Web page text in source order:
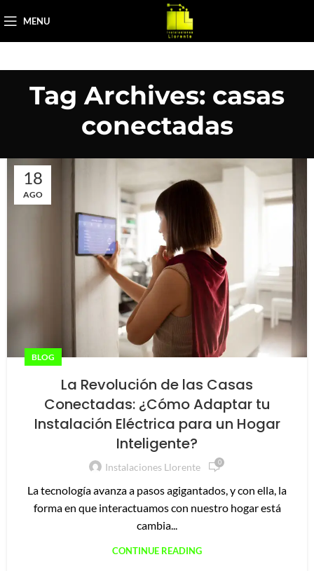
MENU
Tag Archives: casas
conectadas
18
AGO
BLOG
La Revolución de las Casas
Conectadas: ¿Cómo Adaptar tu
Instalación Eléctrica para un Hogar
Inteligente?
Instalaciones Llorente 0
La tecnología avanza a pasos agigantados, y con ella, la
forma en que interactuamos con nuestro hogar está
cambia...
CONTINUE READING